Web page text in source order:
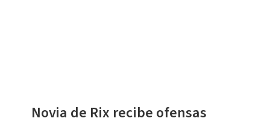
Novia de Rix recibe ofensas